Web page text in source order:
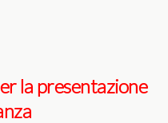
la presentazione